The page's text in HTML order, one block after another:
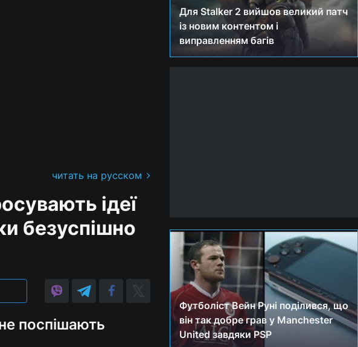
читать на русском
ідеї
безуспішно
поспішають
Для Stalker 2 вийшов великий патч
із новим контентом і
виправленням багів
Футболіст Вейн Руні поділився, що
він так добре грав у Manchester
United завдяки PSP